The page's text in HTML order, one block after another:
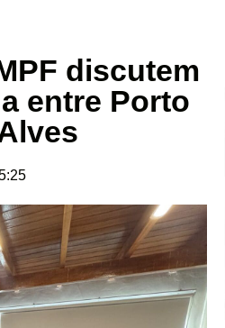
discutem
entre Porto